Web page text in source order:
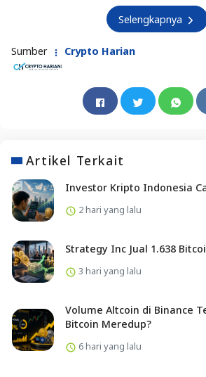
Selengkapnya
Sumber Crypto Harian
Artikel Terkait
Investor Kripto Indonesia
2 hari yang lalu
Strategy Inc Jual 1.638
3 hari yang lalu
Volume Altcoin di Binance
Bitcoin Meredup?
6 hari yang lalu